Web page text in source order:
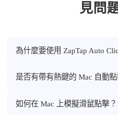
見問
為什麼要使用 ZapTap Auto
是否有帶有熱鍵的 Mac 自動點
如何在 Mac 上模擬滑鼠點擊？